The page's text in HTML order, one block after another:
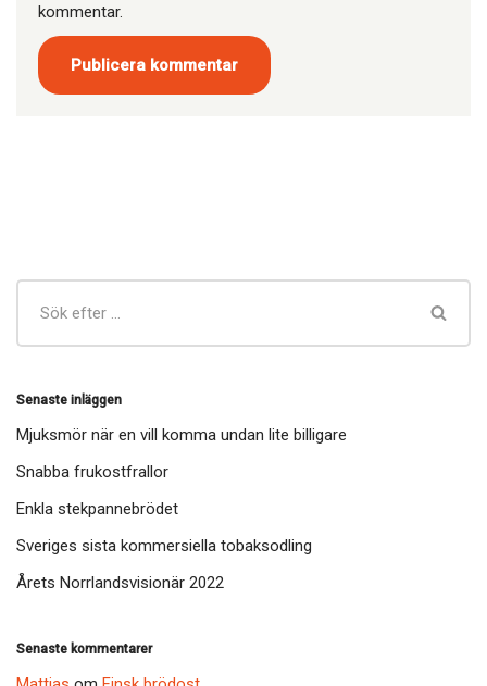
kommentar.
Senaste inläggen
Mjuksmör när en vill komma undan lite billigare
Snabba frukostfrallor
Enkla stekpannebrödet
Sveriges sista kommersiella tobaksodling
Årets Norrlandsvisionär 2022
Senaste kommentarer